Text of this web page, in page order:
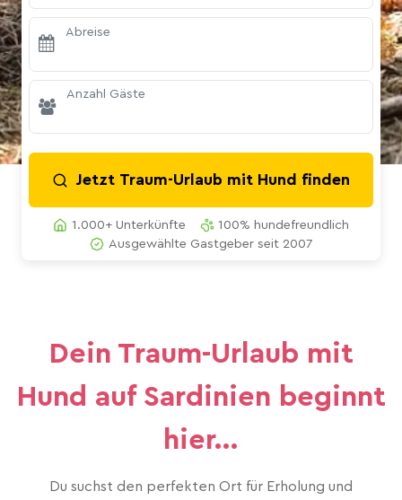
Abreise
Anzahl Gäste
Jetzt Traum-Urlaub mit Hund finden
1.000+ Unterkünfte
100% hundefreundlich
Ausgewählte Gastgeber seit 2007
Dein Traum-Urlaub mit
Hund auf Sardinien beginnt
hier...
Du suchst den perfekten Ort für Erholung und